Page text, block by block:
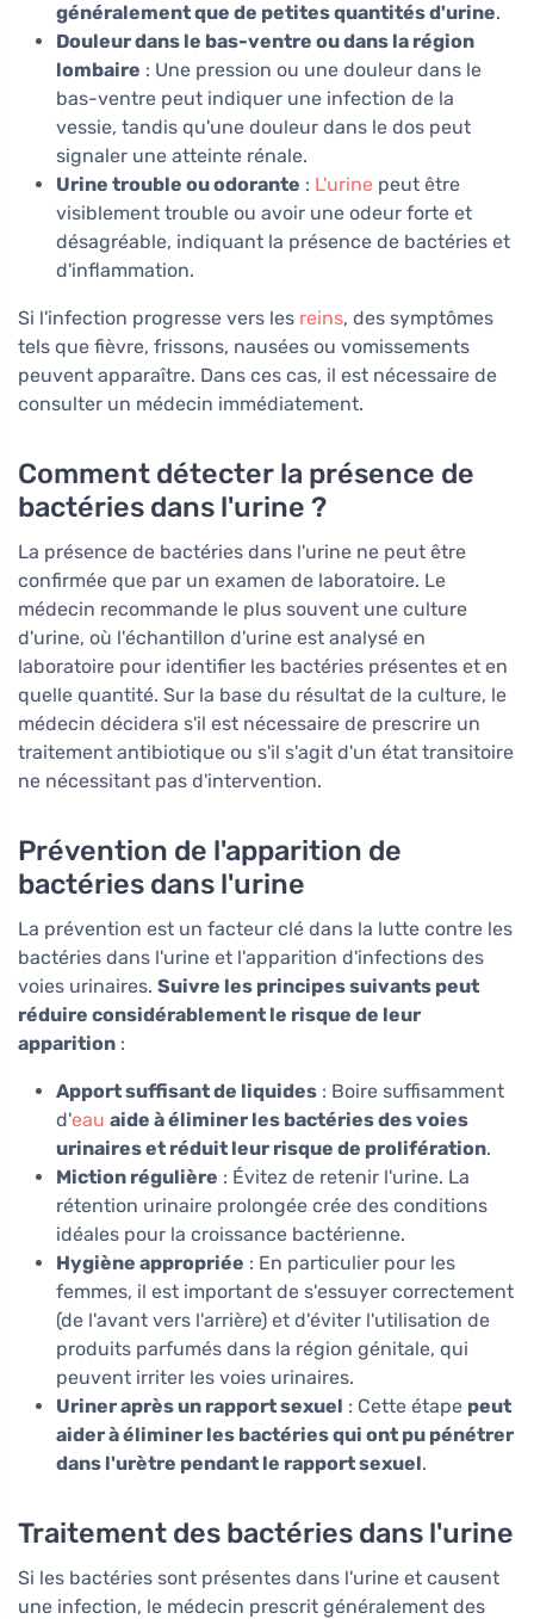
généralement que de petites quantités d'urine.
Douleur dans le bas-ventre ou dans la région
lombaire : Une pression ou une douleur dans le
bas-ventre peut indiquer une infection de la
vessie, tandis qu'une douleur dans le dos peut
signaler une atteinte rénale.
Urine trouble ou odorante : L'urine peut être
visiblement trouble ou avoir une odeur forte et
désagréable, indiquant la présence de bactéries et
d'inflammation.
Si l'infection progresse vers les reins, des symptômes
tels que fièvre, frissons, nausées ou vomissements
peuvent apparaître. Dans ces cas, il est nécessaire de
consulter un médecin immédiatement.
Comment détecter la présence de
bactéries dans l'urine ?
La présence de bactéries dans l'urine ne peut être
confirmée que par un examen de laboratoire. Le
médecin recommande le plus souvent une culture
d'urine, où l'échantillon d'urine est analysé en
laboratoire pour identifier les bactéries présentes et en
quelle quantité. Sur la base du résultat de la culture, le
médecin décidera s'il est nécessaire de prescrire un
traitement antibiotique ou s'il s'agit d'un état transitoire
ne nécessitant pas d'intervention.
Prévention de l'apparition de
bactéries dans l'urine
La prévention est un facteur clé dans la lutte contre les
bactéries dans l'urine et l'apparition d'infections des
voies urinaires. Suivre les principes suivants peut
réduire considérablement le risque de leur
apparition :
Apport suffisant de liquides : Boire suffisamment
d'eau aide à éliminer les bactéries des voies
urinaires et réduit leur risque de prolifération.
Miction régulière : Évitez de retenir l'urine. La
rétention urinaire prolongée crée des conditions
idéales pour la croissance bactérienne.
Hygiène appropriée : En particulier pour les
femmes, il est important de s'essuyer correctement
(de l'avant vers l'arrière) et d'éviter l'utilisation de
produits parfumés dans la région génitale, qui
peuvent irriter les voies urinaires.
Uriner après un rapport sexuel : Cette étape peut
aider à éliminer les bactéries qui ont pu pénétrer
dans l'urètre pendant le rapport sexuel.
Traitement des bactéries dans l'urine
Si les bactéries sont présentes dans l'urine et causent
une infection, le médecin prescrit généralement des